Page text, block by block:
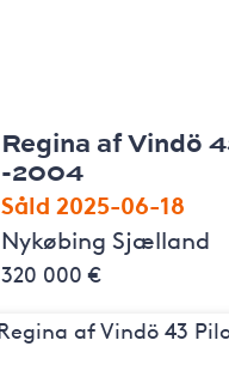
Regina af Vindö
-2004
Såld 2025-06-18
Nykøbing Sjælland
320 000 €